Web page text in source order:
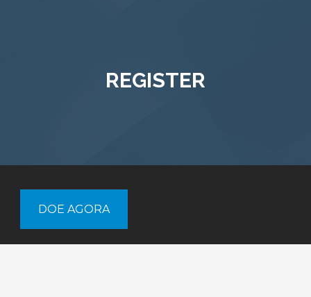
REGISTER
DOE AGORA